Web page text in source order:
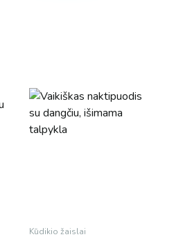
Kūdikio žaislai